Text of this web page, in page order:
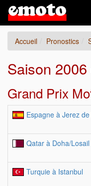
Accueil Pronostics
Saison
Grand Prix
Espagne à Jerez
Qatar à Doha/
Turquie à Istanbul